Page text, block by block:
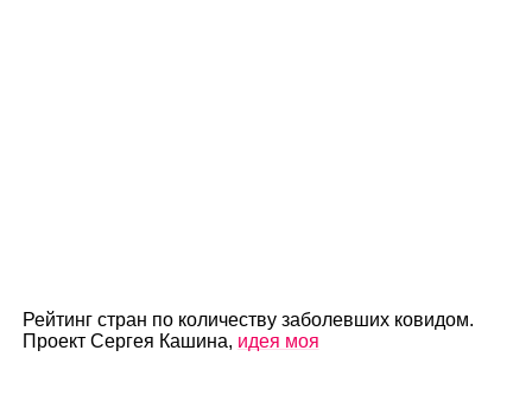
Рейтинг стран по количеству заболевших ковидом.
Проект Сергея Кашина, идея моя